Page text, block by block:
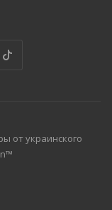
от украинского